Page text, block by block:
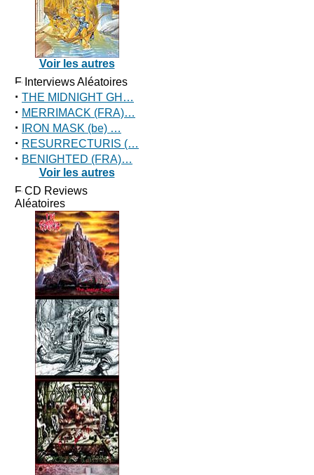
Voir les autres
Interviews Aléatoires
· THE MIDNIGHT GH…
· MERRIMACK (FRA)…
· IRON MASK (be) …
· RESURRECTURIS (…
· BENIGHTED (FRA)…
Voir les autres
CD Reviews
Aléatoires